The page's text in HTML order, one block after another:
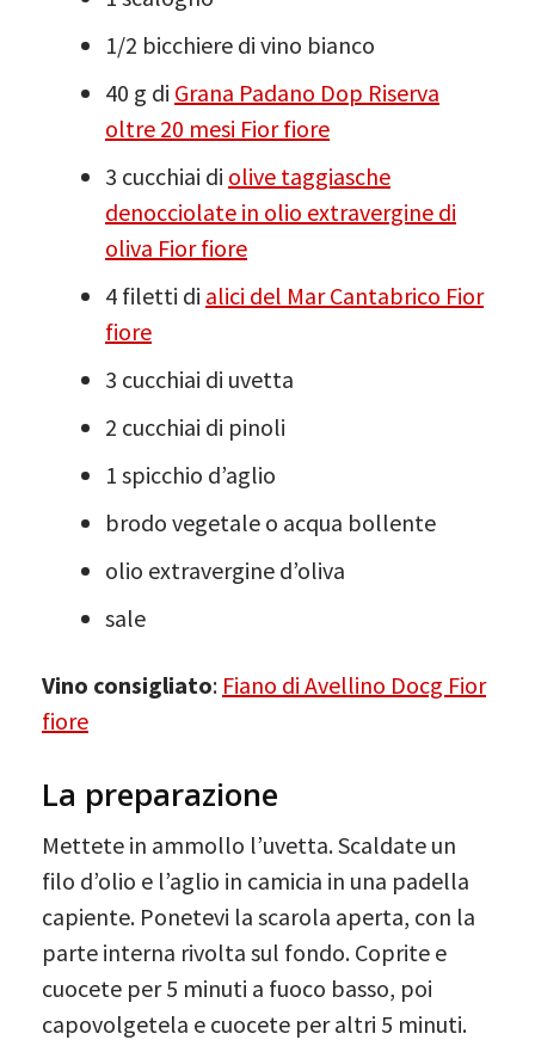
1/2 bicchiere di vino bianco
40 g di Grana Padano Dop Riserva
oltre 20 mesi Fior fiore
3 cucchiai di olive taggiasche
denocciolate in olio extravergine di
oliva Fior fiore
4 filetti di alici del Mar Cantabrico Fior
fiore
3 cucchiai di uvetta
2 cucchiai di pinoli
1 spicchio d’aglio
brodo vegetale o acqua bollente
olio extravergine d’oliva
sale
Vino consigliato: Fiano di Avellino Docg Fior
fiore
La preparazione
Mettete in ammollo l’uvetta. Scaldate un
filo d’olio e l’aglio in camicia in una padella
capiente. Ponetevi la scarola aperta, con la
parte interna rivolta sul fondo. Coprite e
cuocete per 5 minuti a fuoco basso, poi
capovolgetela e cuocete per altri 5 minuti.